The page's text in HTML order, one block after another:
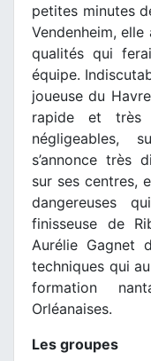
petites minutes
Vendenheim,
qualités qui
équipe.
joueuse du
rapide et très
négligeables,
s’annonce très
sur ses centres,
dangereuses
finisseuse de
Aurélie Gagnet
techniques qui
formation
Orléanaises.
Les groupes